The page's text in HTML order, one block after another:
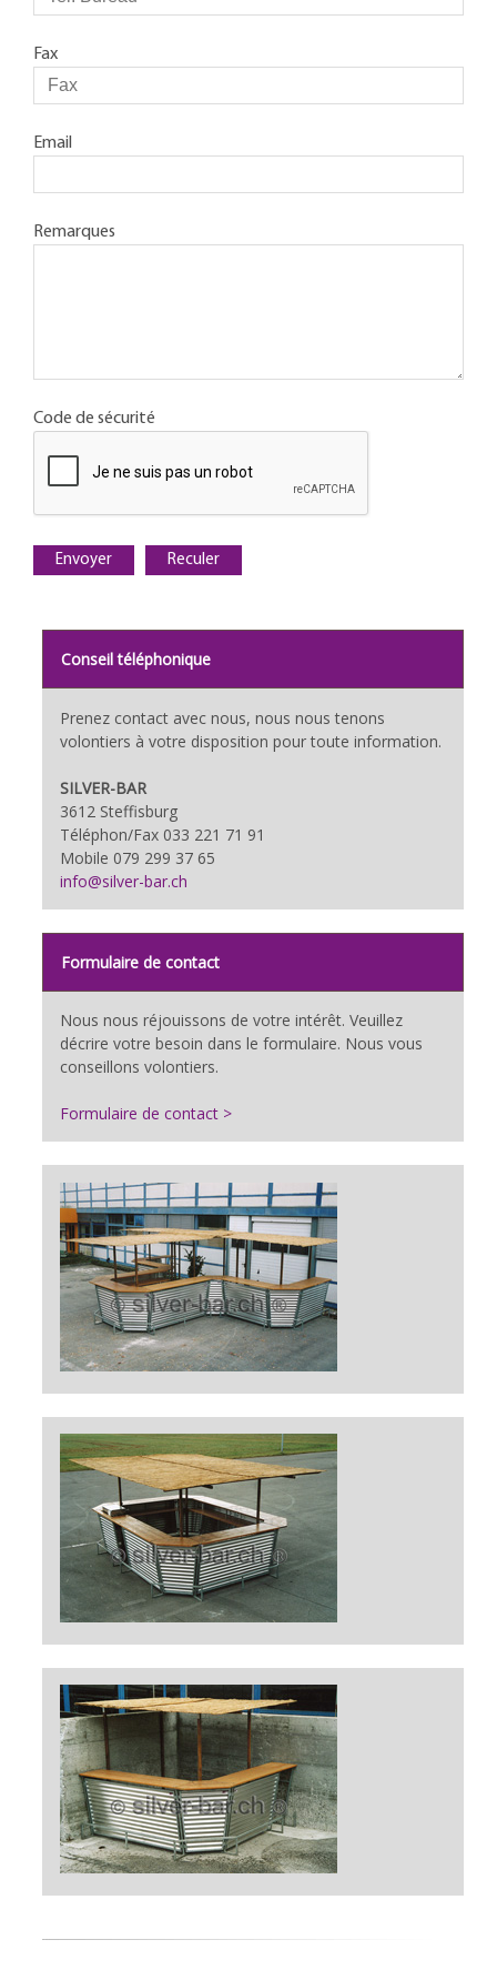
Fax
Email
Remarques
Code de sécurité
Conseil téléphonique
Prenez contact avec nous, nous nous tenons
volontiers à votre disposition pour toute information.
SILVER-BAR
3612 Steffisburg
Téléphon/Fax 033 221 71 91
Mobile 079 299 37 65
info@silver-bar.ch
Formulaire de contact
Nous nous réjouissons de votre intérêt. Veuillez
décrire votre besoin dans le formulaire. Nous vous
conseillons volontiers.
Formulaire de contact >